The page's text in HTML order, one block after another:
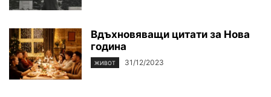
Вдъхновяващи цитати за Нова
година
ЖИВОТ 31/12/2023